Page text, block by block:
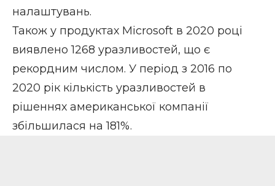
налаштувань.
Також у продуктах Microsoft в 2020 році
виявлено 1268 уразливостей, що є
рекордним числом. У період з 2016 по
2020 рік кількість уразливостей в
рішеннях американської компанії
збільшилася на 181%.